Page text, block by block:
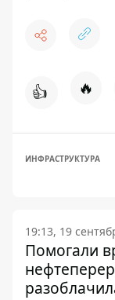
👍 🔥
ИНФРАСТРУКТУРА
19:13, 19
Помогали